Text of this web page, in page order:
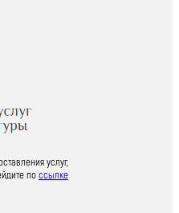
услуг,
поссылке